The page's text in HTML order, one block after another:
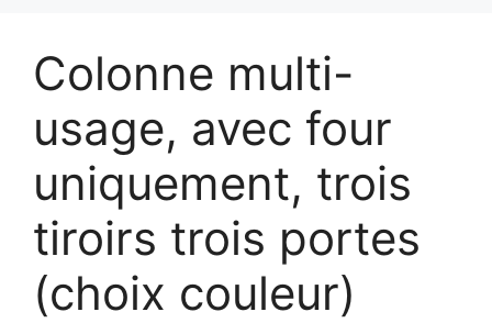
Colonne multi-
usage, avec four
uniquement, trois
tiroirs trois portes
(choix couleur)